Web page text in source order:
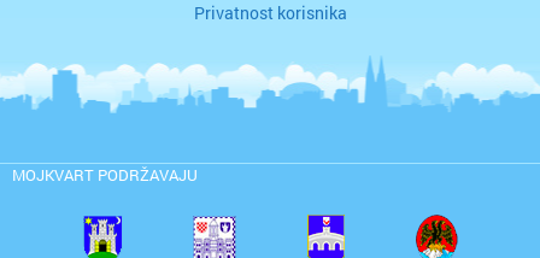
Privatnost korisnika
MOJKVART PODRŽAVAJU